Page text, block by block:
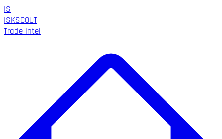
IS
ISKSCOUT
Trade Intel